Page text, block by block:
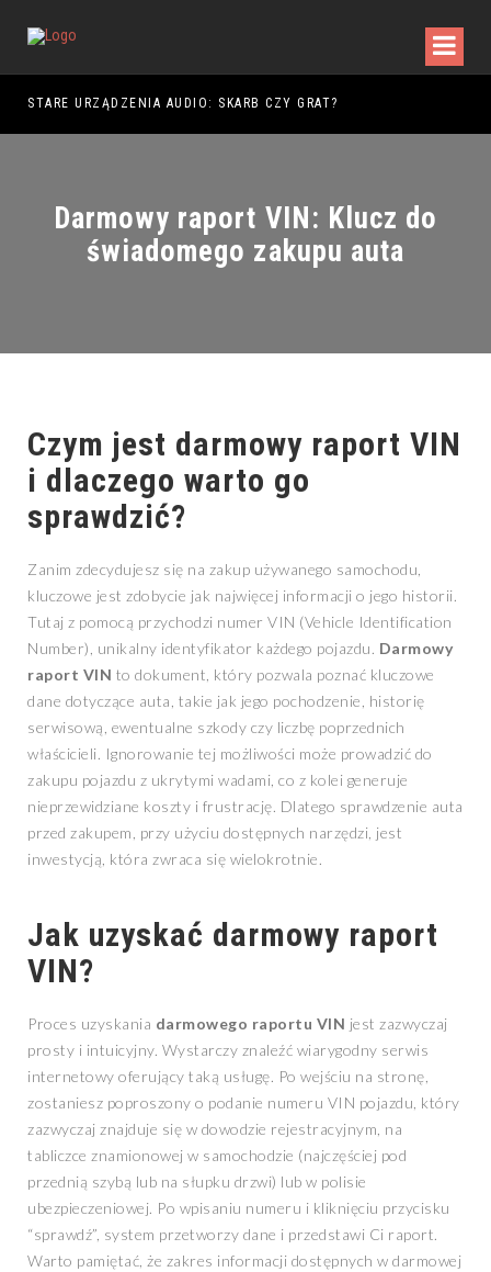
STARE URZĄDZENIA AUDIO: SKARB CZY GRAT?
Darmowy raport VIN: Klucz do
świadomego zakupu auta
Czym jest darmowy raport VIN
i dlaczego warto go
sprawdzić?
Zanim zdecydujesz się na zakup używanego samochodu,
kluczowe jest zdobycie jak najwięcej informacji o jego historii.
Tutaj z pomocą przychodzi numer VIN (Vehicle Identification
Number), unikalny identyfikator każdego pojazdu. Darmowy
raport VIN to dokument, który pozwala poznać kluczowe
dane dotyczące auta, takie jak jego pochodzenie, historię
serwisową, ewentualne szkody czy liczbę poprzednich
właścicieli. Ignorowanie tej możliwości może prowadzić do
zakupu pojazdu z ukrytymi wadami, co z kolei generuje
nieprzewidziane koszty i frustrację. Dlatego sprawdzenie auta
przed zakupem, przy użyciu dostępnych narzędzi, jest
inwestycją, która zwraca się wielokrotnie.
Jak uzyskać darmowy raport
VIN?
Proces uzyskania darmowego raportu VIN jest zazwyczaj
prosty i intuicyjny. Wystarczy znaleźć wiarygodny serwis
internetowy oferujący taką usługę. Po wejściu na stronę,
zostaniesz poproszony o podanie numeru VIN pojazdu, który
zazwyczaj znajduje się w dowodzie rejestracyjnym, na
tabliczce znamionowej w samochodzie (najczęściej pod
przednią szybą lub na słupku drzwi) lub w polisie
ubezpieczeniowej. Po wpisaniu numeru i kliknięciu przycisku
“sprawdź”, system przetworzy dane i przedstawi Ci raport.
Warto pamiętać, że zakres informacji dostępnych w darmowej